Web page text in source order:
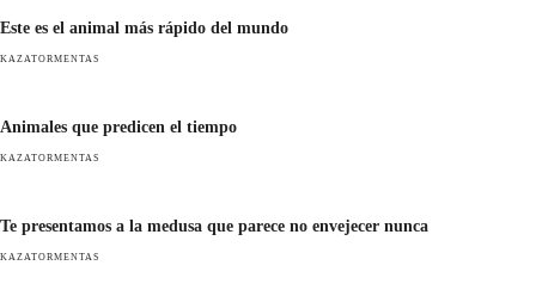
Este es el animal más rápido del mundo
KAZATORMENTAS
Animales que predicen el tiempo
KAZATORMENTAS
Te presentamos a la medusa que parece no envejecer nunca
KAZATORMENTAS